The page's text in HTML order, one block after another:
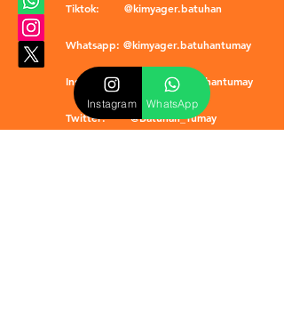
Tiktok: @kimyager.batuhan
Whatsapp: @kimyager.batuhantumay
Instagram: @kimyager.batuhantumay
Twitter:@Batuhan_Tumay
Instagram WhatsApp